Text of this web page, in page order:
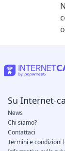
Su Internet-
News
Chi siamo?
Contattaci
Termini e condizioni